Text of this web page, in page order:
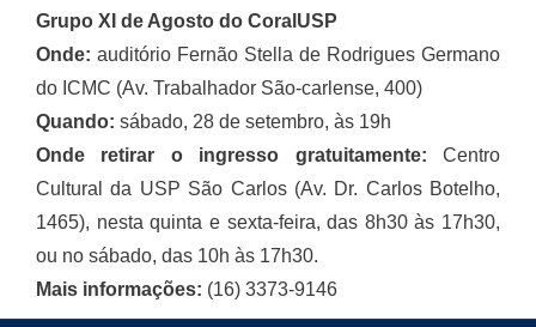
Grupo XI de Agosto do CoralUSP
Onde: auditório Fernão Stella de Rodrigues Germano
do ICMC (Av. Trabalhador São-carlense, 400)
Quando: sábado, 28 de setembro, às 19h
Onde retirar o ingresso gratuitamente: Centro
Cultural da USP São Carlos (Av. Dr. Carlos Botelho,
1465), nesta quinta e sexta-feira, das 8h30 às 17h30,
ou no sábado, das 10h às 17h30.
Mais informações: (16) 3373-9146